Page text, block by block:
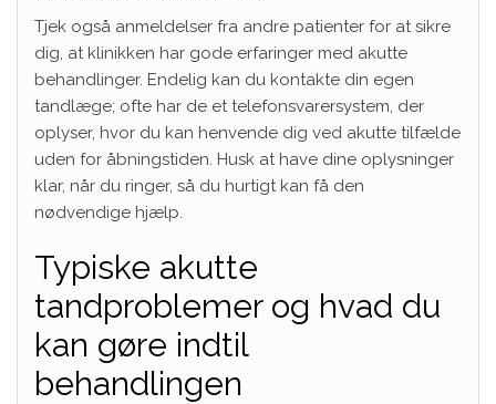
Tjek også anmeldelser fra andre patienter for at sikre
dig, at klinikken har gode erfaringer med akutte
behandlinger. Endelig kan du kontakte din egen
tandlæge; ofte har de et telefonsvarersystem, der
oplyser, hvor du kan henvende dig ved akutte tilfælde
uden for åbningstiden. Husk at have dine oplysninger
klar, når du ringer, så du hurtigt kan få den
nødvendige hjælp.
Typiske akutte
tandproblemer og hvad du
kan gøre indtil
behandlingen